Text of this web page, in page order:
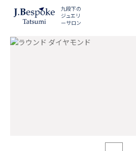
九段下の
ジュエリ
ーサロン